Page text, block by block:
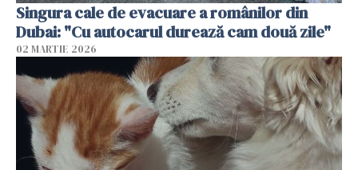
Singura cale de evacuare a românilor din
Dubai: "Cu autocarul durează cam două zile"
02 MARTIE 2026